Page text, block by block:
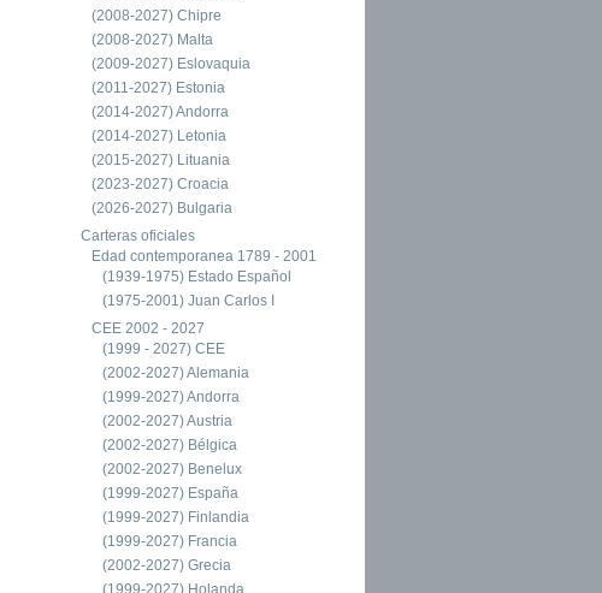
(2008-2027) Chipre
(2008-2027) Malta
(2009-2027) Eslovaquia
(2011-2027) Estonia
(2014-2027) Andorra
(2014-2027) Letonia
(2015-2027) Lituania
(2023-2027) Croacia
(2026-2027) Bulgaria
Carteras oficiales
Edad contemporanea 1789 - 2001
(1939-1975) Estado Español
(1975-2001) Juan Carlos I
CEE 2002 - 2027
(1999 - 2027) CEE
(2002-2027) Alemania
(1999-2027) Andorra
(2002-2027) Austria
(2002-2027) Bélgica
(2002-2027) Benelux
(1999-2027) España
(1999-2027) Finlandia
(1999-2027) Francia
(2002-2027) Grecia
(1999-2027) Holanda